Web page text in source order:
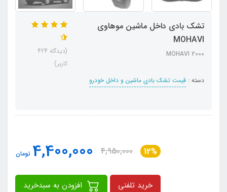
تشک بادی داخل ماشین موهاوی
MOHAVI
MOHAVI 2000
دسته : قیمت تشک بادی ماشین و داخل خودرو
(دیدگاه 424
کاربر)
12%
4,950,000
4,400,000 تومان
خرید تلفنی